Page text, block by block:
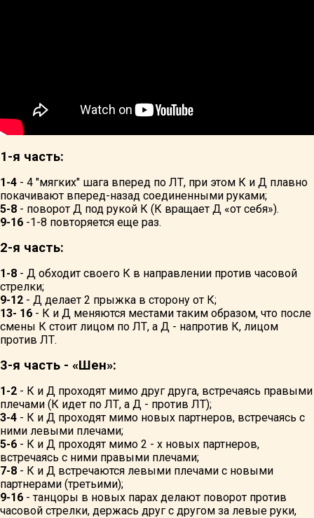
1-я часть:
1-4 - 4 "мягких" шага вперед по ЛТ, при этом К и Д плавно
покачивают вперед-назад соединенными руками;
5-8 - поворот Д под рукой К (К вращает Д «от себя»).
9-16 -1-8 повторяется еще раз.
2-я часть:
1-8 - Д обходит своего К в направлении против часовой
стрелки;
9-12 - Д делает 2 прыжка в сторону от К;
13- 16 - К и Д меняются местами таким образом, что после
смены К стоит лицом по ЛТ, а Д - напротив К, лицом
против ЛТ.
3-я часть - «Шен»:
1-2 - К и Д проходят мимо друг друга, встречаясь правыми
плечами (К идет по ЛТ, а Д - против ЛТ);
3-4 - К и Д проходят мимо новых партнеров, встречаясь с
ними левыми плечами;
5-6 - К и Д проходят мимо 2 - х новых партнеров,
встречаясь с ними правыми плечами;
7-8 - К и Д встречаются левыми плечами с новыми
партнерами (третьими);
9-16 - танцоры в новых парах делают поворот против
часовой стрелки, держась друг с другом за левые руки,